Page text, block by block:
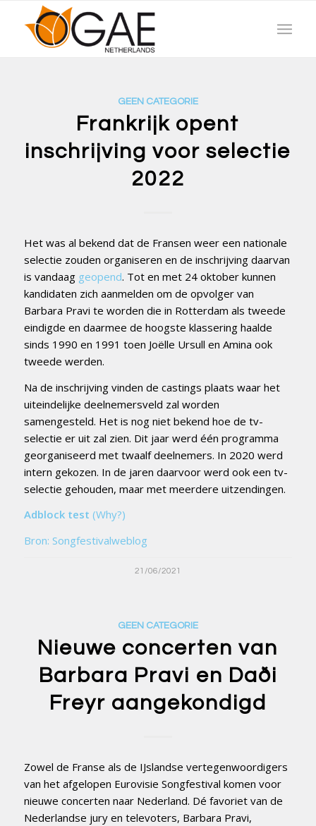
GEEN CATEGORIE
Frankrijk opent
inschrijving voor selectie
2022
Het was al bekend dat de Fransen weer een nationale
selectie zouden organiseren en de inschrijving daarvan
is vandaag geopend. Tot en met 24 oktober kunnen
kandidaten zich aanmelden om de opvolger van
Barbara Pravi te worden die in Rotterdam als tweede
eindigde en daarmee de hoogste klassering haalde
sinds 1990 en 1991 toen Joëlle Ursull en Amina ook
tweede werden.
Na de inschrijving vinden de castings plaats waar het
uiteindelijke deelnemersveld zal worden
samengesteld. Het is nog niet bekend hoe de tv-
selectie er uit zal zien. Dit jaar werd één programma
georganiseerd met twaalf deelnemers. In 2020 werd
intern gekozen. In de jaren daarvoor werd ook een tv-
selectie gehouden, maar met meerdere uitzendingen.
Adblock test (Why?)
Bron: Songfestivalweblog
21/06/2021
GEEN CATEGORIE
Nieuwe concerten van
Barbara Pravi en Daði
Freyr aangekondigd
Zowel de Franse als de IJslandse vertegenwoordigers
van het afgelopen Eurovisie Songfestival komen voor
nieuwe concerten naar Nederland. Dé favoriet van de
Nederlandse jury en televoters, Barbara Pravi,